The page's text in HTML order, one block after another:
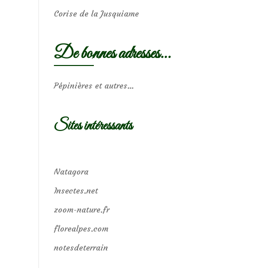
Corise de la Jusquiame
De bonnes adresses…
Pépinières et autres…
Sites intéressants
Natagora
Insectes.net
zoom-nature.fr
florealpes.com
notesdeterrain